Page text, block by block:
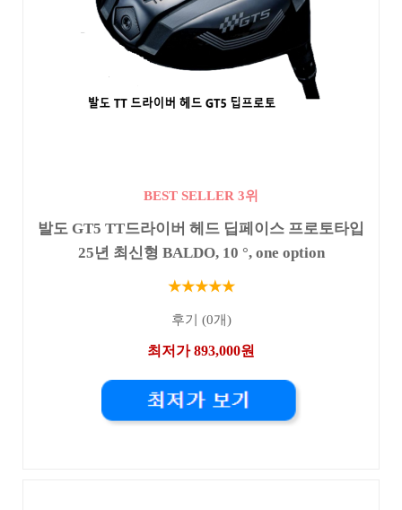
BEST SELLER 3위
발도 GT5 TT드라이버 헤드 딥페이스 프로토타입
25년 최신형 BALDO, 10 °, one option
★★★★★
후기 (0개)
최저가 893,000원